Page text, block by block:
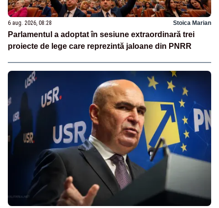
6 aug. 2026, 08:28 Stoica Marian
Parlamentul a adoptat în sesiune extraordinară trei
proiecte de lege care reprezintă jaloane din PNRR